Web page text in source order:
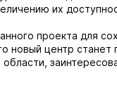
их
проекта для
новый центр станет